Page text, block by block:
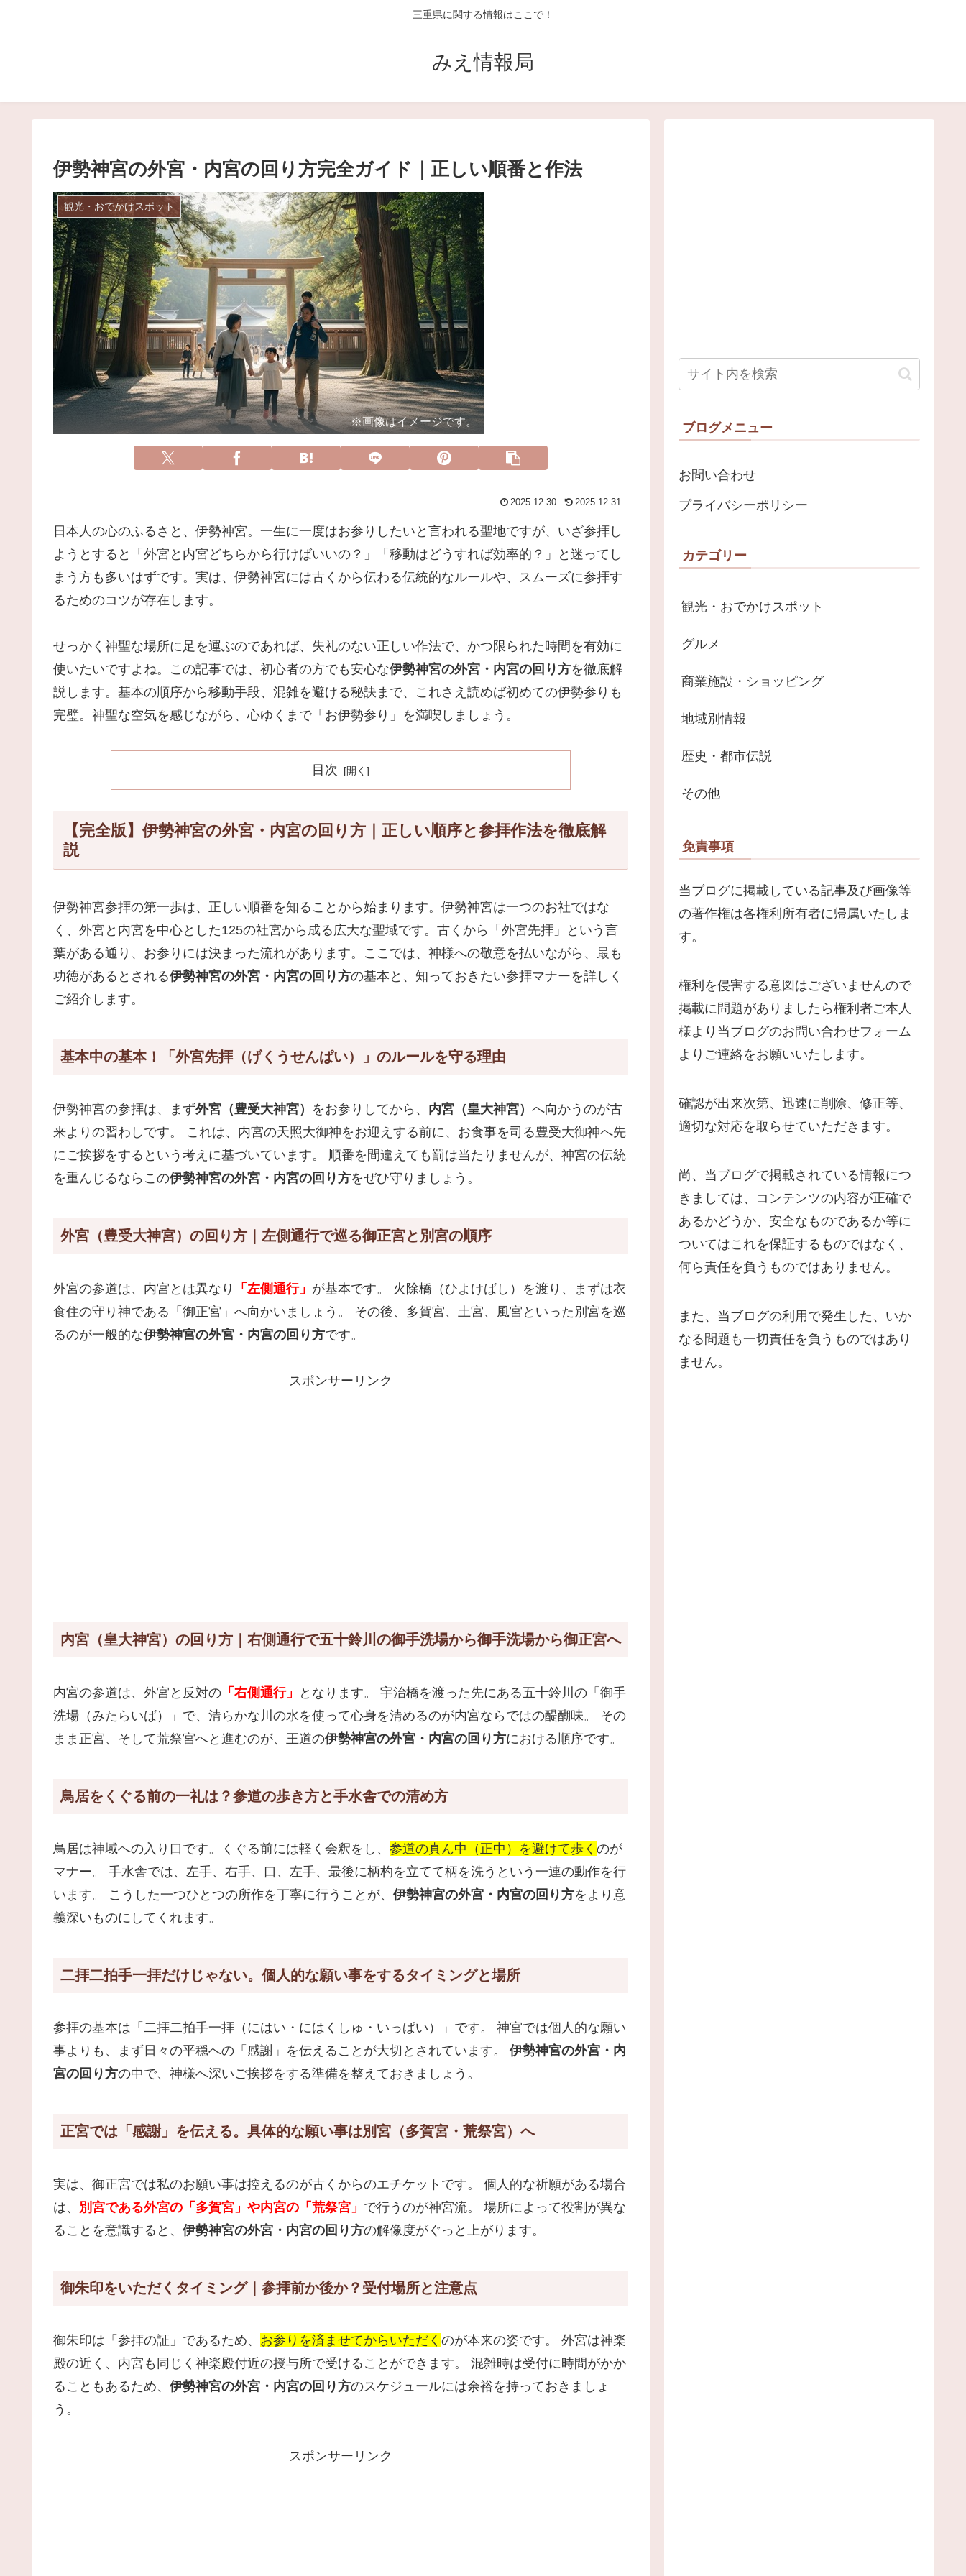
三重県に関する情報はここで！
みえ情報局
伊勢神宮の外宮・内宮の回り方完全ガイド｜正しい順番と作法
観光・おでかけスポット
※画像はイメージです。
2025.12.30 2025.12.31
日本人の心のふるさと、伊勢神宮。一生に一度はお参りしたいと言われる聖地ですが、いざ参拝し
ようとすると「外宮と内宮どちらから行けばいいの？」「移動はどうすれば効率的？」と迷ってし
まう方も多いはずです。実は、伊勢神宮には古くから伝わる伝統的なルールや、スムーズに参拝す
るためのコツが存在します。
せっかく神聖な場所に足を運ぶのであれば、失礼のない正しい作法で、かつ限られた時間を有効に
使いたいですよね。この記事では、初心者の方でも安心な伊勢神宮の外宮・内宮の回り方を徹底解
説します。基本の順序から移動手段、混雑を避ける秘訣まで、これさえ読めば初めての伊勢参りも
完璧。神聖な空気を感じながら、心ゆくまで「お伊勢参り」を満喫しましょう。
目次
【完全版】伊勢神宮の外宮・内宮の回り方｜正しい順序と参拝作法を徹底解
説
伊勢神宮参拝の第一歩は、正しい順番を知ることから始まります。伊勢神宮は一つのお社ではな
く、外宮と内宮を中心とした125の社宮から成る広大な聖域です。古くから「外宮先拝」という言
葉がある通り、お参りには決まった流れがあります。ここでは、神様への敬意を払いながら、最も
功徳があるとされる伊勢神宮の外宮・内宮の回り方の基本と、知っておきたい参拝マナーを詳しく
ご紹介します。
基本中の基本！「外宮先拝（げくうせんぱい）」のルールを守る理由
伊勢神宮の参拝は、まず外宮（豊受大神宮） をお参りしてから、 内宮（皇大神宮） へ向かうのが古
来よりの習わしです。 これは、内宮の天照大御神をお迎えする前に、お食事を司る豊受大御神へ先
にご挨拶をするという考えに基づいています。 順番を間違えても罰は当たりませんが、神宮の伝統
を重んじるならこの伊勢神宮の外宮・内宮の回り方をぜひ守りましょう。
外宮（豊受大神宮）の回り方｜左側通行で巡る御正宮と別宮の順序
外宮の参道は、内宮とは異なり 「左側通行」 が基本です。 火除橋（ひよけばし）を渡り、まずは衣
食住の守り神である「御正宮」へ向かいましょう。 その後、多賀宮、土宮、風宮といった別宮を巡
るのが一般的な伊勢神宮の外宮・内宮の回り方です。
スポンサーリンク
内宮（皇大神宮）の回り方｜右側通行で五十鈴川の御手洗場から御手洗場から御正宮へ
内宮の参道は、外宮と反対の 「右側通行」
となります。 宇治橋を渡った先にある五十鈴川の「御手
洗場（みたらいば）」で、清らかな川の水を使って心身を清めるのが内宮ならではの醍醐味。 その
まま正宮、そして荒祭宮へと進むのが、王道の伊勢神宮の外宮・内宮の回り方における順序です。
鳥居をくぐる前の一礼は？参道の歩き方と手水舎での清め方
鳥居は神域への入り口です。くぐる前には軽く会釈をし、 参道の真ん中（正中）を避けて歩く のが
マナー。 手水舎では、左手、右手、口、左手、最後に柄杓を立てて柄を洗うという一連の動作を行
います。 こうした一つひとつの所作を丁寧に行うことが、 伊勢神宮の外宮・内宮の回り方をより意
義深いものにしてくれます。
二拝二拍手一拝だけじゃない。個人的な願い事をするタイミングと場所
参拝の基本は「二拝二拍手一拝（にはい・にはくしゅ・いっぱい）」です。 神宮では個人的な願い
事よりも、まず日々の平穏への「感謝」を伝えることが大切とされています。 伊勢神宮の外宮・内
宮の回り方の中で、神様へ深いご挨拶をする準備を整えておきましょう。
正宮では「感謝」を伝える。具体的な願い事は別宮（多賀宮・荒祭宮）へ
実は、御正宮では私のお願い事は控えるのが古くからのエチケットです。 個人的な祈願がある場合
は、 別宮である外宮の「多賀宮」や内宮の「荒祭宮」 で行うのが神宮流。 場所によって役割が異な
ることを意識すると、 伊勢神宮の外宮・内宮の回り方の解像度がぐっと上がります。
御朱印をいただくタイミング｜参拝前か後か？受付場所と注意点
御朱印は「参拝の証」であるため、 お参りを済ませてからいただく のが本来の姿です。 外宮は神楽
殿の近く、内宮も同じく神楽殿付近の授与所で受けることができます。 混雑時は受付に時間がかか
ることもあるため、 伊勢神宮の外宮・内宮の回り方のスケジュールには余裕を持っておきましょ
う。
スポンサーリンク
ブログメニュー
お問い合わせ
プライバシーポリシー
カテゴリー
観光・おでかけスポット
グルメ
商業施設・ショッピング
地域別情報
歴史・都市伝説
その他
免責事項
当ブログに掲載している記事及び画像等
の著作権は各権利所有者に帰属いたしま
す。
権利を侵害する意図はございませんので
掲載に問題がありましたら権利者ご本人
様より当ブログのお問い合わせフォーム
よりご連絡をお願いいたします。
確認が出来次第、迅速に削除、修正等、
適切な対応を取らせていただきます。
尚、当ブログで掲載されている情報につ
きましては、コンテンツの内容が正確で
あるかどうか、安全なものであるか等に
ついてはこれを保証するものではなく、
何ら責任を負うものではありません。
また、当ブログの利用で発生した、いか
なる問題も一切責任を負うものではあり
ません。